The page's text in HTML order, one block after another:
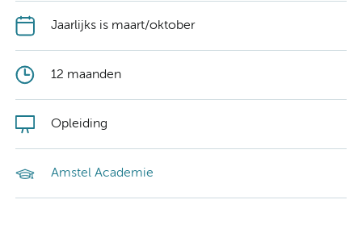
Jaarlijks is maart/oktober
12 maanden
Opleiding
Amstel Academie